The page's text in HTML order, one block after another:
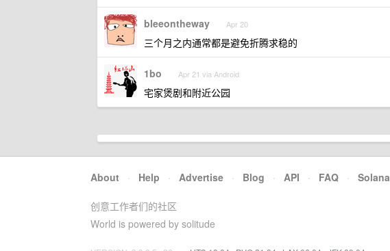
bleeontheway Apr 20
三个月之内通常都是避免折腾求稳的
1bo Apr 21 via Android
宅家煲剧和附近公园
About · Help · Advertise · Blog · API · FAQ · Solana
创意工作者们的社区
World is powered by solitude